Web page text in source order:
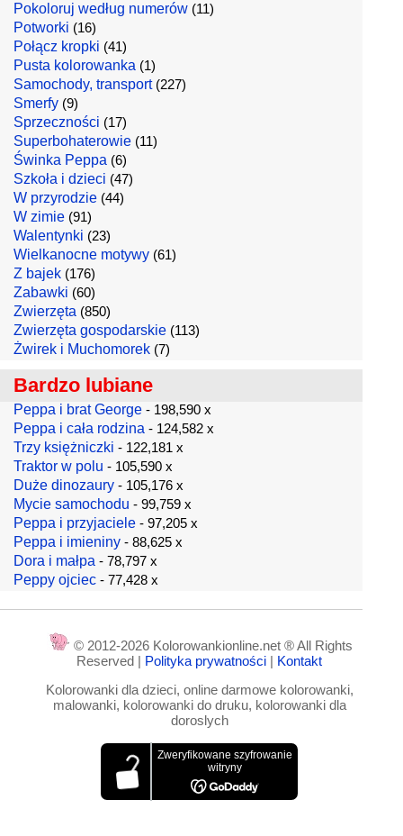
Pokoloruj według numerów (11)
Potworki (16)
Połącz kropki (41)
Pusta kolorowanka (1)
Samochody, transport(227)
Smerfy (9)
Sprzeczności (17)
Superbohaterowie (11)
Świnka Peppa (6)
Szkoła i dzieci (47)
W przyrodzie (44)
W zimie (91)
Walentynki (23)
Wielkanocne motywy (61)
Z bajek (176)
Zabawki (60)
Zwierzęta (850)
Zwierzęta gospodarskie (113)
Żwirek i Muchomorek (7)
Bardzo lubiane
Peppa i brat George - 198,590 x
Peppa i cała rodzina - 124,582 x
Trzy księżniczki - 122,181 x
Traktor w polu - 105,590 x
Duże dinozaury - 105,176 x
Mycie samochodu - 99,759 x
Peppa i przyjaciele - 97,205 x
Peppa i imieniny - 88,625 x
Dora i małpa - 78,797 x
Peppy ojciec - 77,428 x
© 2012-2026 Kolorowankionline.net ® All Rights
Reserved | Polityka prywatności | Kontakt
Kolorowanki dla dzieci, online darmowe kolorowanki,
malowanki, kolorowanki do druku, kolorowanki dla
doroslych